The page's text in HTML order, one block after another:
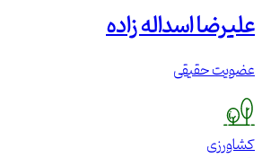
علیرضا اسداله زاده
عضویت حقیقی
کشاورزی